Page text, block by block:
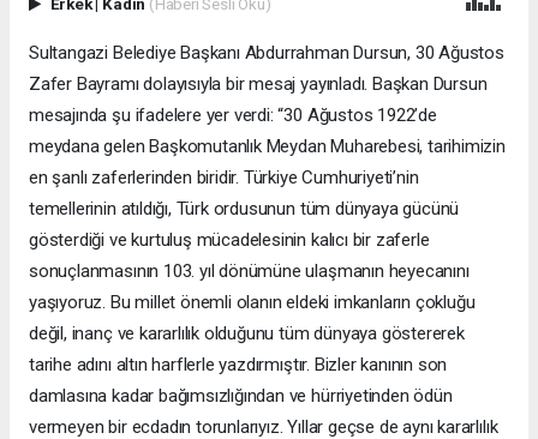
Sultangazi Belediye Başkanı Abdurrahman Dursun, 30 Ağustos
Zafer Bayramı dolayısıyla bir mesaj yayınladı. Başkan Dursun
mesajında şu ifadelere yer verdi: “30 Ağustos 1922’de
meydana gelen Başkomutanlık Meydan Muharebesi, tarihimizin
en şanlı zaferlerinden biridir. Türkiye Cumhuriyeti’nin
temellerinin atıldığı, Türk ordusunun tüm dünyaya gücünü
gösterdiği ve kurtuluş mücadelesinin kalıcı bir zaferle
sonuçlanmasının 103. yıl dönümüne ulaşmanın heyecanını
yaşıyoruz. Bu millet önemli olanın eldeki imkanların çokluğu
değil, inanç ve kararlılık olduğunu tüm dünyaya göstererek
tarihe adını altın harflerle yazdırmıştır. Bizler kanının son
damlasına kadar bağımsızlığından ve hürriyetinden ödün
vermeyen bir ecdadın torunlarıyız. Yıllar geçse de aynı kararlılık